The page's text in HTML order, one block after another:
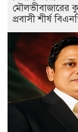
মৌলভীবাজারের
প্রবাসী শীর্ষ